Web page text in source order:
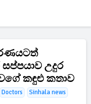
උදුර
කඳුළු කතාව
Doctors
Sinhala news